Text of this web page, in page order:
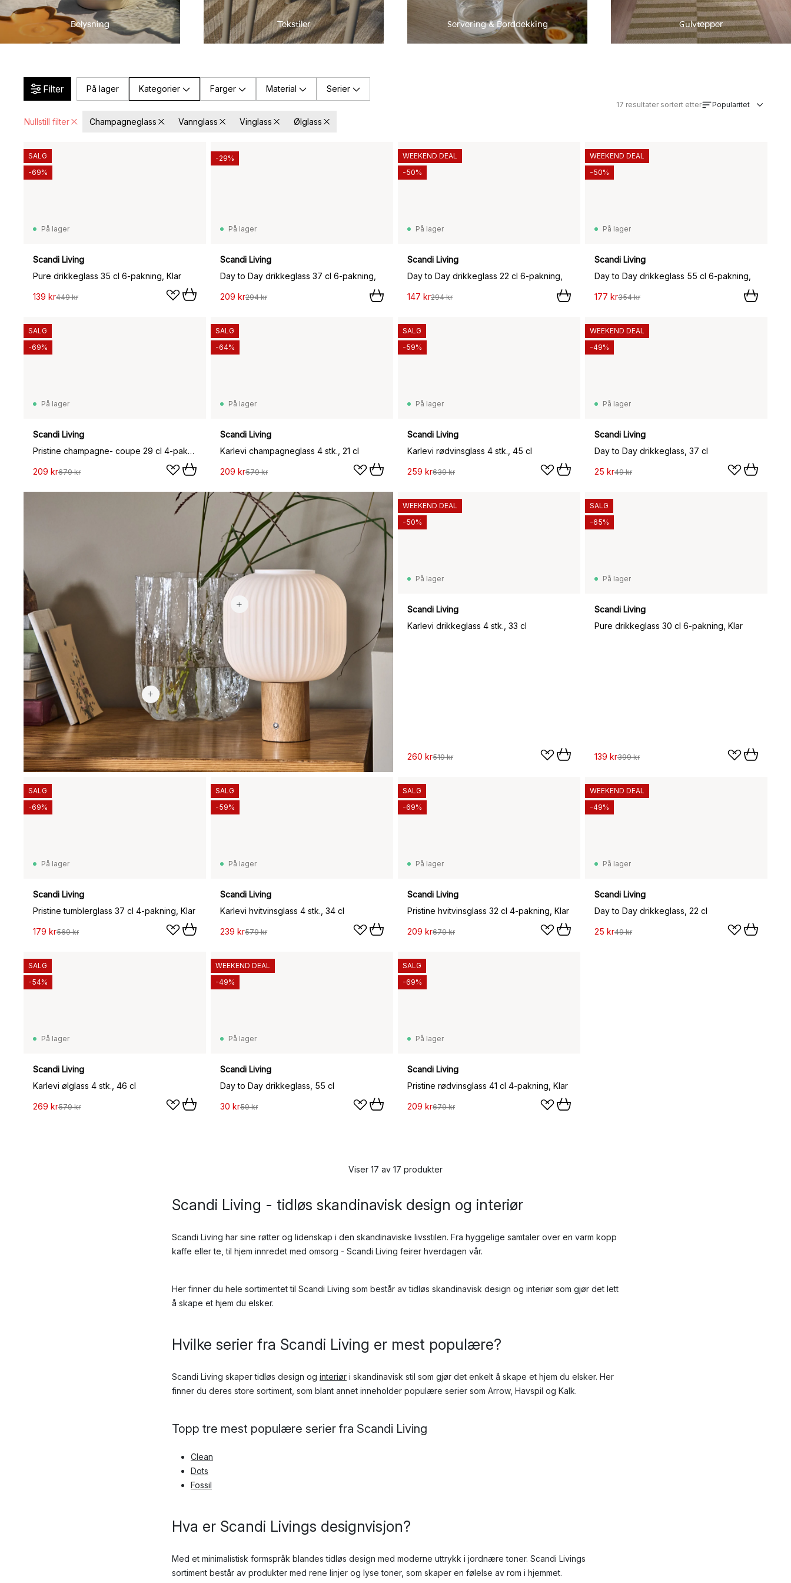
Belysning Tekstiler Servering & Borddekking Gulvtepper
Filter På lager Kategorier Farger Material Serier
Nullstill filter Champagneglass Vannglass Vinglass Ølglass
17 resultater sortert etter Popularitet
På lager
Scandi Living
Pure drikkeglass 35 cl 6-pakning, Klar
139 kr449 kr
SALG
-69%
På lager
Scandi Living
Day to Day drikkeglass 37 cl 6-pakning,
209 kr294 kr
-29%
På lager
Scandi Living
Day to Day drikkeglass 22 cl 6-pakning,
147 kr294 kr
WEEKEND DEAL
-50%
På lager
Scandi Living
Day to Day drikkeglass 55 cl 6-pakning,
177 kr354 kr
WEEKEND DEAL
-50%
På lager
Scandi Living
Pristine champagne- coupe 29 cl 4-pakning, Klar
209 kr679 kr
SALG
-69%
På lager
Scandi Living
Karlevi champagneglass 4 stk., 21 cl
209 kr579 kr
SALG
-64%
På lager
Scandi Living
Karlevi rødvinsglass 4 stk., 45 cl
259 kr639 kr
SALG
-59%
På lager
Scandi Living
Day to Day drikkeglass, 37 cl
25 kr49 kr
WEEKEND DEAL
-49%
2 799 kr
På lager
Scandi Living
Karlevi drikkeglass 4 stk., 33 cl
260 kr519 kr
WEEKEND DEAL
-50%
På lager
Scandi Living
Pure drikkeglass 30 cl 6-pakning, Klar
139 kr399 kr
SALG
-65%
På lager
Scandi Living
Pristine tumblerglass 37 cl 4-pakning, Klar
179 kr569 kr
SALG
-69%
På lager
Scandi Living
Karlevi hvitvinsglass 4 stk., 34 cl
239 kr579 kr
SALG
-59%
På lager
Scandi Living
Pristine hvitvinsglass 32 cl 4-pakning, Klar
209 kr679 kr
SALG
-69%
På lager
Scandi Living
Day to Day drikkeglass, 22 cl
25 kr49 kr
WEEKEND DEAL
-49%
På lager
Scandi Living
Karlevi ølglass 4 stk., 46 cl
269 kr579 kr
SALG
-54%
På lager
Scandi Living
Day to Day drikkeglass, 55 cl
30 kr59 kr
WEEKEND DEAL
-49%
På lager
Scandi Living
Pristine rødvinsglass 41 cl 4-pakning, Klar
209 kr679 kr
SALG
-69%
Viser 17 av 17 produkter
Scandi Living - tidløs skandinavisk design og interiør
Scandi Living har sine røtter og lidenskap i den skandinaviske livsstilen. Fra hyggelige samtaler over en varm kopp
kaffe eller te, til hjem innredet med omsorg - Scandi Living feirer hverdagen vår.
Her finner du hele sortimentet til Scandi Living som består av tidløs skandinavisk design og interiør som gjør det lett
å skape et hjem du elsker.
Hvilke serier fra Scandi Living er mest populære?
Scandi Living skaper tidløs design og interiør i skandinavisk stil som gjør det enkelt å skape et hjem du elsker. Her
finner du deres store sortiment, som blant annet inneholder populære serier som Arrow, Havspil og Kalk.
Topp tre mest populære serier fra Scandi Living
Clean
Dots
Fossil
Hva er Scandi Livings designvisjon?
Med et minimalistisk formspråk blandes tidløs design med moderne uttrykk i jordnære toner. Scandi Livings
sortiment består av produkter med rene linjer og lyse toner, som skaper en følelse av rom i hjemmet.